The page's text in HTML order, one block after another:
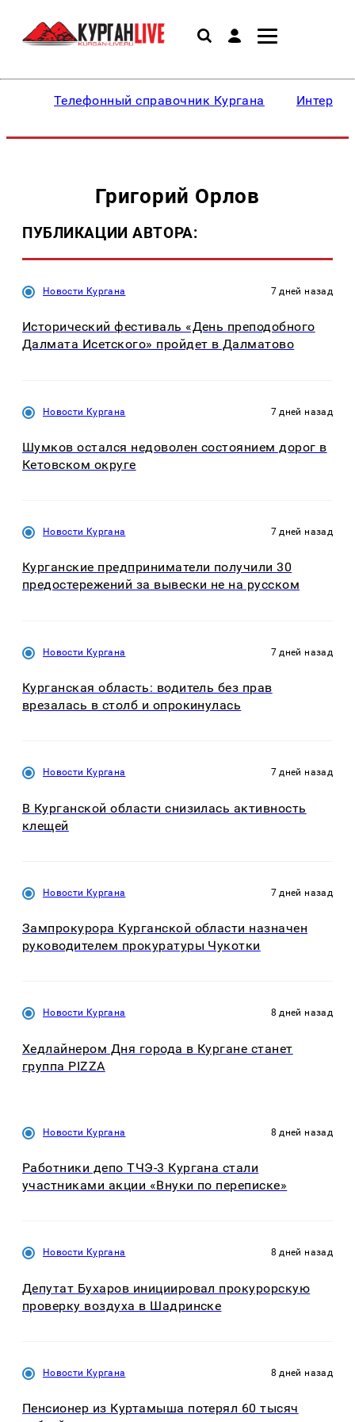
Телефонный справочник Кургана
Григорий Орлов
ПУБЛИКАЦИИ АВТОРА:
Новости Кургана 7 дней назад
Исторический фестиваль «День преподобного
Далмата Исетского» пройдет в Далматово
Новости Кургана 7 дней назад
Шумков остался недоволен состоянием дорог в
Кетовском округе
Новости Кургана 7 дней назад
Курганские предприниматели получили 30
предостережений за вывески не на русском
Новости Кургана 7 дней назад
Курганская область: водитель без прав
врезалась в столб и опрокинулась
Новости Кургана 7 дней назад
В Курганской области снизилась активность
клещей
Новости Кургана 7 дней назад
Зампрокурора Курганской области назначен
руководителем прокуратуры Чукотки
Новости Кургана 8 дней назад
Хедлайнером Дня города в Кургане станет
группа PIZZA
Новости Кургана 8 дней назад
Работники депо ТЧЭ-3 Кургана стали
участниками акции «Внуки по переписке»
Новости Кургана 8 дней назад
Депутат Бухаров инициировал прокурорскую
проверку воздуха в Шадринске
Новости Кургана 8 дней назад
Пенсионер из Куртамыша потерял 60 тысяч